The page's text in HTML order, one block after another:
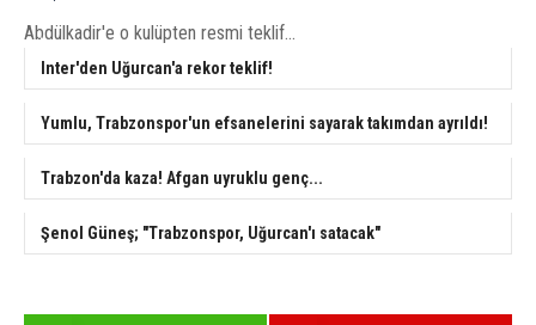
Abdülkadir'e o kulüpten resmi teklif...
Inter'den Uğurcan'a rekor teklif!
Yumlu, Trabzonspor'un efsanelerini sayarak takımdan ayrıldı!
Trabzon'da kaza! Afgan uyruklu genç...
Şenol Güneş; "Trabzonspor, Uğurcan'ı satacak"